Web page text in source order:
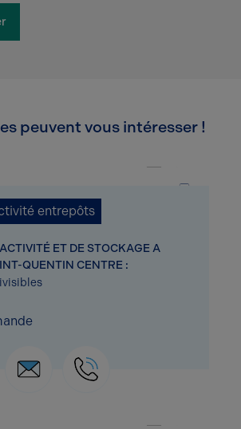
peuvent vous intéresser !
entrepôts
ET DE STOCKAGE A
QUENTIN CENTRE :